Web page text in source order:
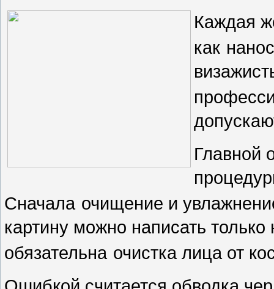
Каждая
как
Главной
Сначала очищение и
картину можно написать
обязательна очистка лица от